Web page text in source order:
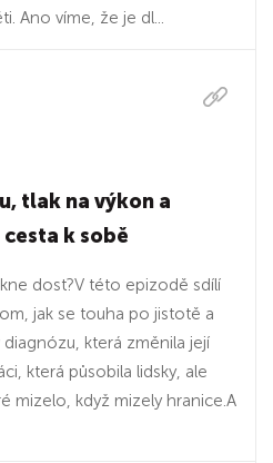
Ano víme, že je dl...
tlak na výkon a
k sobě
dost?V této epizodě sdílí
jak se touha po jistotě a
která změnila její
která působila lidsky, ale
mizelo, když mizely hranice.A